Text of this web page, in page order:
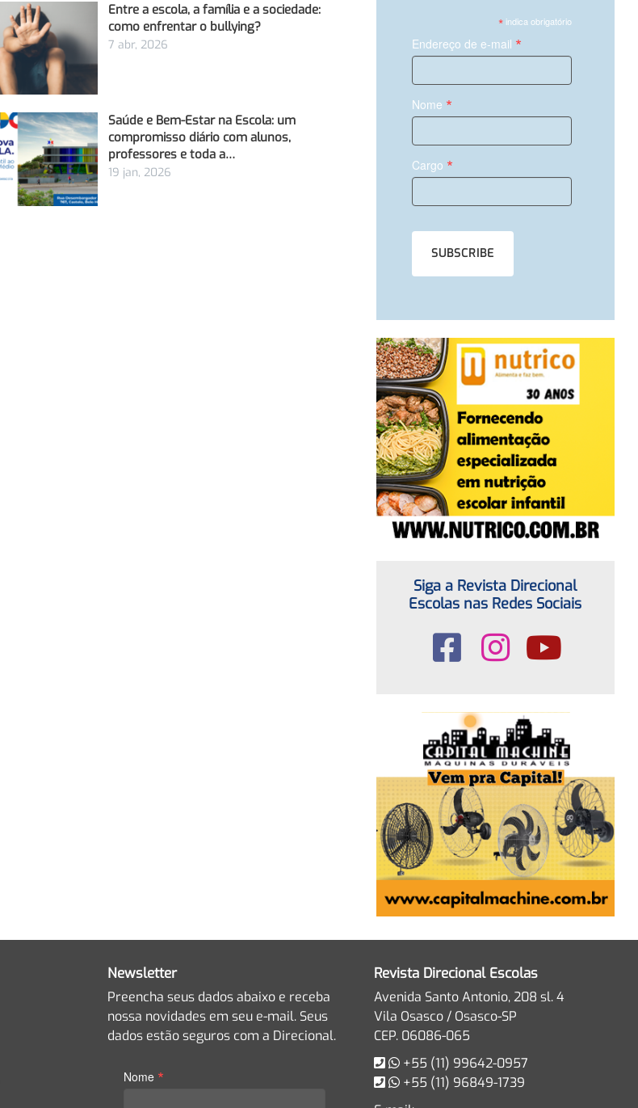
Entre a escola, a família e a sociedade:
como enfrentar o bullying?
7 abr, 2026
Saúde e Bem-Estar na Escola: um
compromisso diário com alunos,
professores e toda a…
19 jan, 2026
* indica obrigatório
Endereço de e-mail *
Nome *
Cargo *
Siga a Revista Direcional
Escolas nas Redes Sociais
Newsletter
Preencha seus dados abaixo e receba
nossa novidades em seu e-mail. Seus
dados estão seguros com a Direcional.
Nome *
Revista Direcional Escolas
Avenida Santo Antonio, 208 sl. 4
Vila Osasco / Osasco-SP
CEP. 06086-065
+55 (11) 99642-0957
+55 (11) 96849-1739